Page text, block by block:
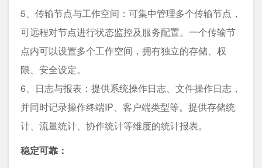
5、传输节点与工作空间：可集中管理多个传输节点，
可远程对节点进行状态监控及服务配置。一个传输节
点内可以设置多个工作空间，拥有独立的存储、权
限、安全设定。
6、日志与报表：提供系统操作日志、文件操作日志，
并同时记录操作终端IP、客户端类型等。提供存储统
计、流量统计、协作统计等维度的统计报表。
稳定可靠：